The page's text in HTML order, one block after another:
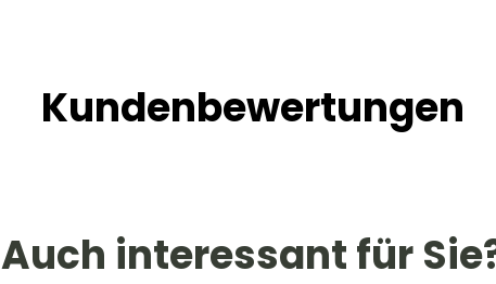
Kundenbewertungen
Auch interessant für